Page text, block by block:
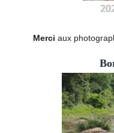
Merci aux